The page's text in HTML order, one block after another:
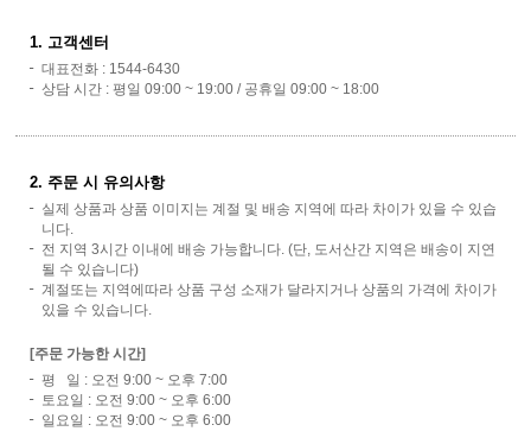
1. 고객센터
대표전화 : 1544-6430
상담 시간 : 평일 09:00 ~ 19:00 / 공휴일 09:00 ~ 18:00
2. 주문 시 유의사항
실제 상품과 상품 이미지는 계절 및 배송 지역에 따라 차이가 있을 수 있습
니다.
전 지역 3시간 이내에 배송 가능합니다. (단, 도서산간 지역은 배송이 지연
될 수 있습니다)
계절또는 지역에따라 상품 구성 소재가 달라지거나 상품의 가격에 차이가
있을 수 있습니다.
[주문 가능한 시간]
평 일 : 오전 9:00 ~ 오후 7:00
토요일 : 오전 9:00 ~ 오후 6:00
일요일 : 오전 9:00 ~ 오후 6:00